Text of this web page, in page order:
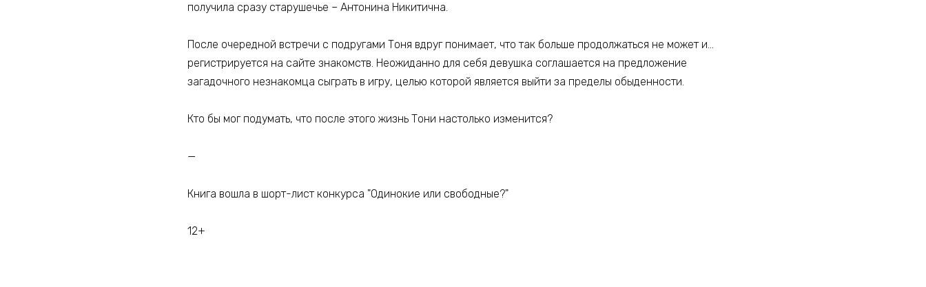
получила сразу старушечье – Антонина Никитична.
После очередной встречи с подругами Тоня вдруг понимает, что так больше продолжаться не может и…
регистрируется на сайте знакомств. Неожиданно для себя девушка соглашается на предложение
загадочного незнакомца сыграть в игру, целью которой является выйти за пределы обыденности.
Кто бы мог подумать, что после этого жизнь Тони настолько изменится?
—
Книга вошла в шорт-лист конкурса "Одинокие или свободные?"
12+